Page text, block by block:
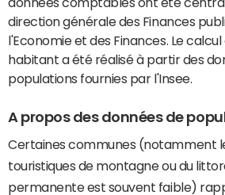
direction générale des Finances
l'Economie et des Finances. Le
habitant a été réalisé à partir des
populations fournies par l'Insee.
A propos des données de
Certaines communes (notamment
touristiques de montagne ou du
permanente est souvent faible)